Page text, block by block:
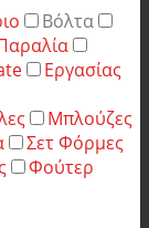
Βόλτα
Εργασίας
Μπλούζες
Σετ Φόρμες
Φούτερ